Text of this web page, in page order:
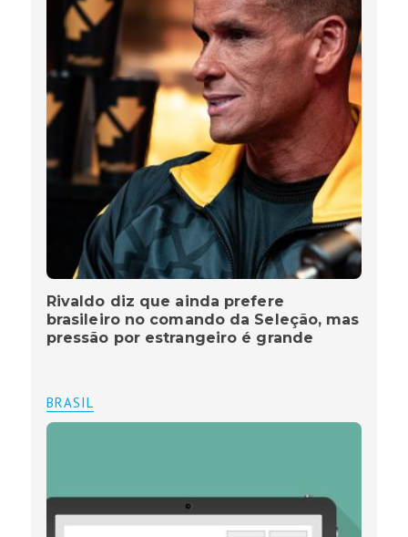
Rivaldo diz que ainda prefere
brasileiro no comando da Seleção, mas
pressão por estrangeiro é grande
BRASIL